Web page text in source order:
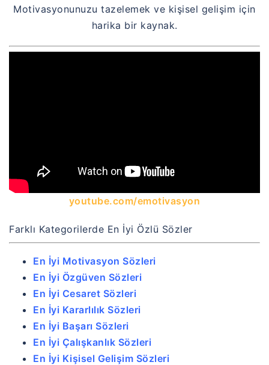
Motivasyonunuzu tazelemek ve kişisel gelişim için
harika bir kaynak.
youtube.com/emotivasyon
Farklı Kategorilerde En İyi Özlü Sözler
En İyi Motivasyon Sözleri
En İyi Özgüven Sözleri
En İyi Cesaret Sözleri
En İyi Kararlılık Sözleri
En İyi Başarı Sözleri
En İyi Çalışkanlık Sözleri
En İyi Kişisel Gelişim Sözleri